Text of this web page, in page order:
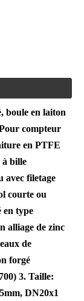
boule en laiton
compteur
en PTFE
à bille
avec filetage
courte ou
en type
alliage de zinc
de
forgé
3. Taille:
DN20x1